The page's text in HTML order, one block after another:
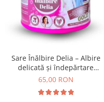
Insecticide
Dezinfectante
Absorbanti de Umiditate &
Bioactivatori & Tratamente
Septice
Manusi Protectie
Solutii curatare mobila
Ceaiuri
Cosmetice
Vopsea Par
Ingrijire Par
Ingrijire corp
Ingrijire maini
Ingrijire picioare
Sare Înălbire Delia – Albire
delicată și îndepărtare
eficientă a petelor 500 g
65,00 RON